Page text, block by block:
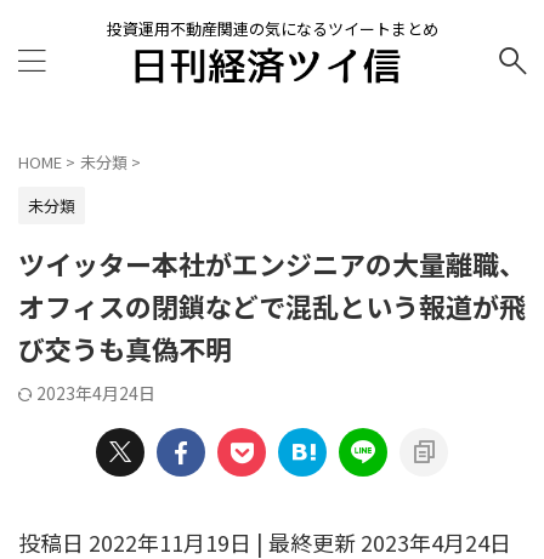
投資運用不動産関連の気になるツイートまとめ
HOME > 未分類 >
未分類
ツイッター本社がエンジニアの大量離職、
オフィスの閉鎖などで混乱という報道が飛
び交うも真偽不明
2023年4月24日
投稿日 2022年11月19日 | 最終更新 2023年4月24日